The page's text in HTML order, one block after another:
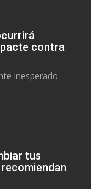
contra
inesperado.
tus